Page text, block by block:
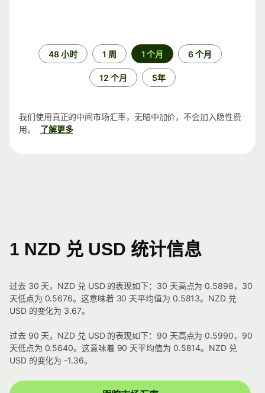
48 小时 1 周 1 个月 6 个月
12 个月 5年
我们使用真正的中间市场汇率，无暗中加价，不会加入隐性费
用。
了解更多
1 NZD 兑 USD 统计信息
过去 30 天，NZD 兑 USD 的表现如下：30 天高点为 0.5898，30
天低点为 0.5676。这意味着 30 天平均值为 0.5813。NZD 兑
USD 的变化为 3.67。
过去 90 天，NZD 兑 USD 的表现如下：90 天高点为 0.5990，90
天低点为 0.5640。这意味着 90 天平均值为 0.5814。NZD 兑
USD 的变化为 -1.36。